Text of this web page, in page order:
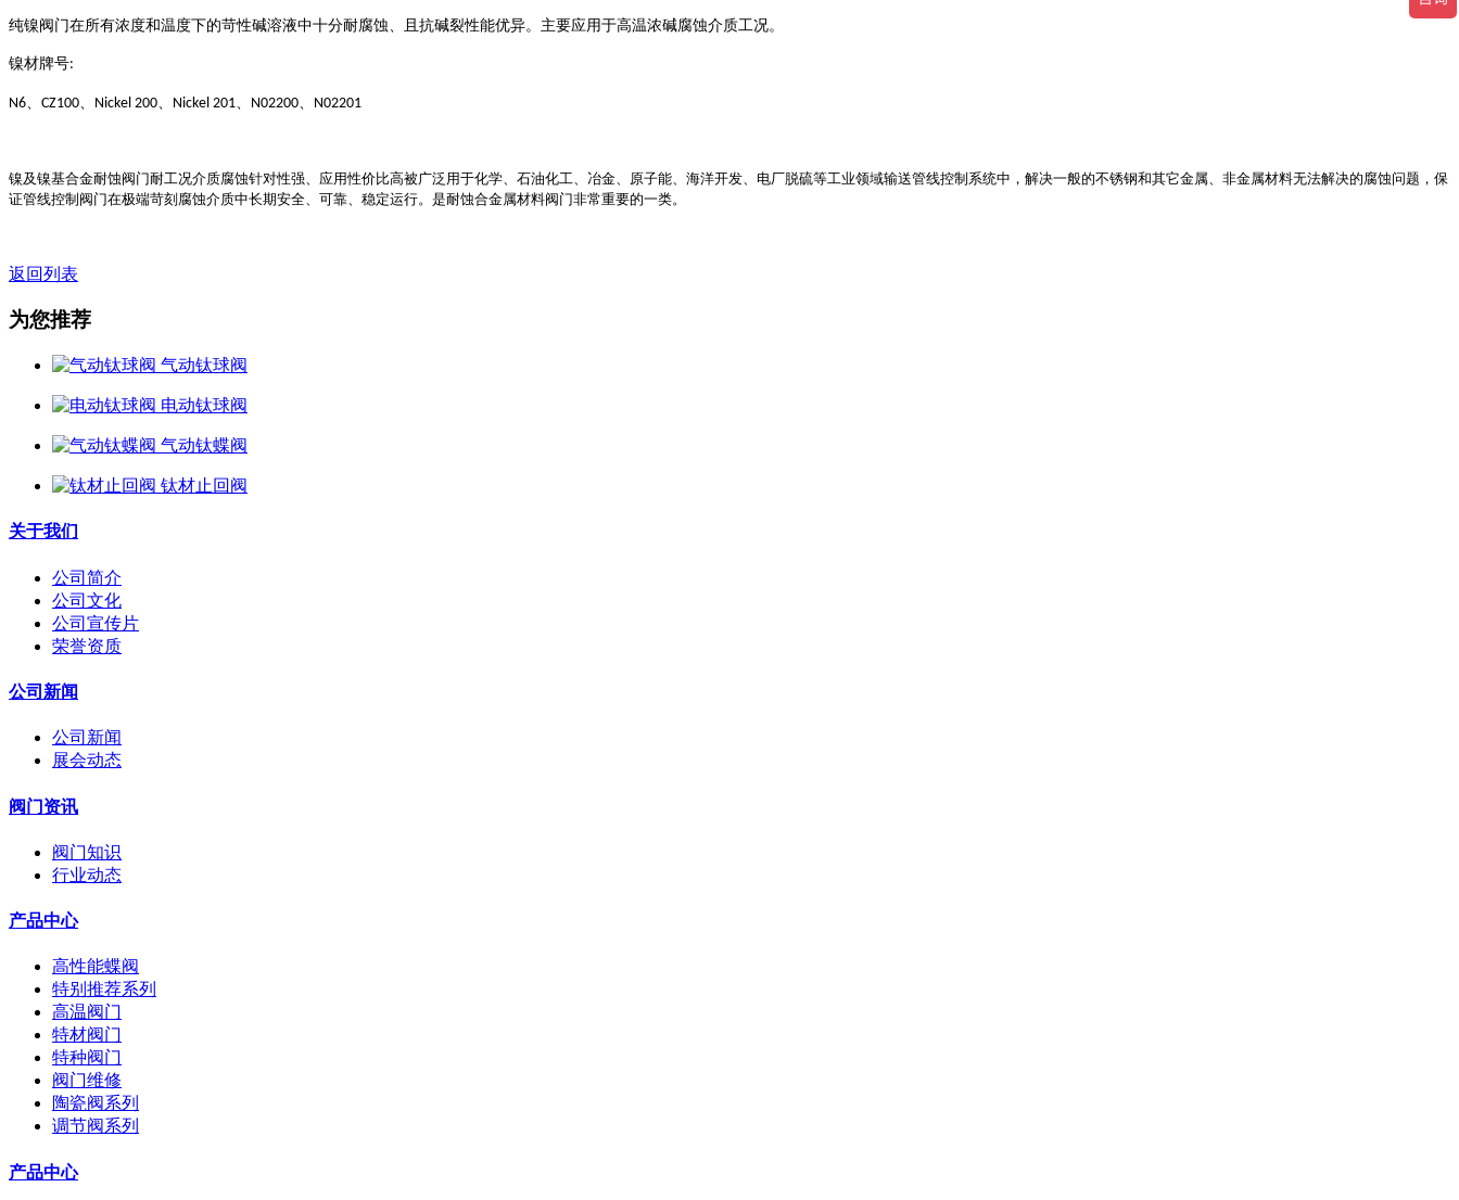
纯镍阀门在所有浓度和温度下的苛性碱溶液中十分耐腐蚀、且抗碱裂性能优异。主要应用于高温浓碱腐蚀介质工况。
镍材牌号:
N6 CZ100 Nickel 200 Nickel 201 N02200 N02201
镍及镍基合金耐蚀阀门耐工况介质腐蚀针对性强、应用性价比高被广泛用于化学、石油化工、冶金、原子能、海洋开发、电厂脱硫等工业领域输送管线控制系统中，解决一般的不锈钢和其它金属、非金属材料无法解决的腐蚀问题，保
证管线控制阀门在极端苛刻腐蚀介质中长期安全、可靠、稳定运行。是耐蚀合金属材料阀门非常重要的一类。
返回列表
为您推荐
气动钛球阀
电动钛球阀
气动钛蝶阀
钛材止回阀
关于我们
公司简介
公司文化
公司宣传片
荣誉资质
公司新闻
公司新闻
展会动态
阀门资讯
阀门知识
行业动态
产品中心
高性能蝶阀
特别推荐系列
高温阀门
特材阀门
特种阀门
阀门维修
陶瓷阀系列
调节阀系列
产品中心